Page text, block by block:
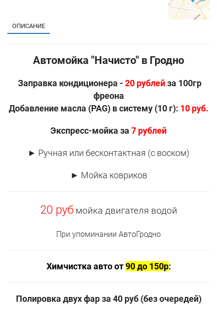
ОПИСАНИЕ
Автомойка "Начисто" в Гродно
Заправка кондиционера - 20 рублейза 100гр
фреона
Добавление масла (PAG) в систему (10 г): 10 руб.
Экспресс-мойка за 7 рублей
► Ручная или бесконтактная (с воском)
► Мойка ковриков
20 руб мойка двигателя водой
При упоминании АвтоГродно
Химчистка авто от90 до 150р:
Полировка двух фар за 40 руб (без очередей)